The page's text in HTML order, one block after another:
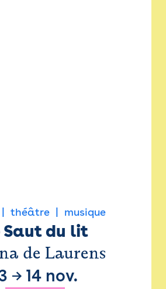
théâtre musique
Saut du lit
de Laurens
→ 14 nov.